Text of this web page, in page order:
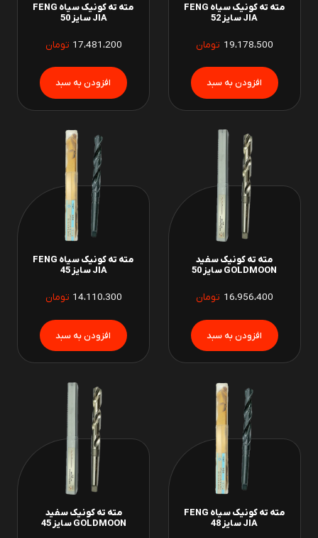
مته ته کونیک سیاه FENG
JIA سایز 52
19،178،500 تومان
مته ته کونیک سیاه FENG
JIA سایز 50
17،481،200 تومان
مته ته کونیک سفید
GOLDMOON سایز 50
16،956،400 تومان
مته ته کونیک سیاه FENG
JIA سایز 45
14،110،300 تومان
مته ته کونیک سیاه FENG
JIA سایز 48
مته ته کونیک سفید
GOLDMOON سایز 45